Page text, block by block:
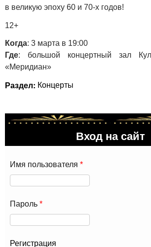
в великую эпоху 60 и 70-х годов!
12+
Когда: 3 марта в 19:00
Где: большой концертный зал
«Меридиан»
Раздел: Концерты
Вход на сайт
Имя пользователя *
Пароль *
Регистрация